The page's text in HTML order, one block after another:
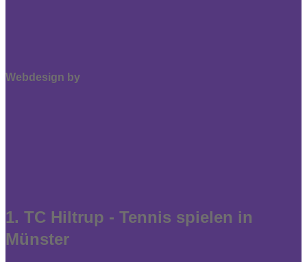
Webdesign by
1. TC Hiltrup - Tennis spielen in
Münster